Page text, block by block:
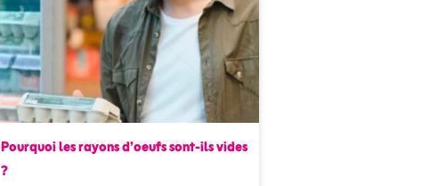
Pourquoi les rayons d’oeufs sont-ils vides
?